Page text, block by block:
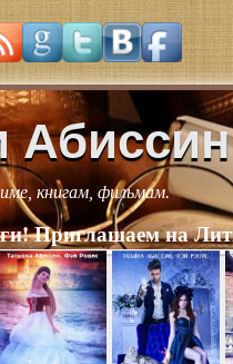
книгам, фильмам.
Приглашаем на